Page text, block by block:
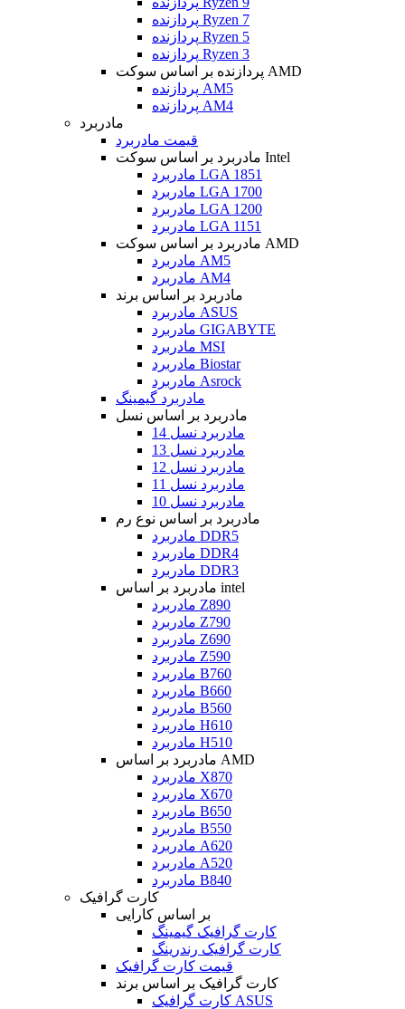
پردازنده Ryzen 7
پردازنده Ryzen 5
پردازنده Ryzen 3
پردازنده بر اساس سوکت AMD
پردازنده AM5
پردازنده AM4
مادربرد
قیمت مادربرد
مادربرد بر اساس سوکت Intel
مادربرد LGA 1851
مادربرد LGA 1700
مادربرد LGA 1200
مادربرد LGA 1151
مادربرد بر اساس سوکت AMD
مادربرد AM5
مادربرد AM4
مادربرد بر اساس برند
مادربرد ASUS
مادربرد GIGABYTE
مادربرد MSI
مادربرد Biostar
مادربرد Asrock
مادربرد گیمینگ
مادربرد بر اساس نسل
مادربرد نسل 14
مادربرد نسل 13
مادربرد نسل 12
مادربرد نسل 11
مادربرد نسل 10
مادربرد بر اساس نوع رم
مادربرد DDR5
مادربرد DDR4
مادربرد DDR3
مادربرد بر اساس intel
مادربرد Z890
مادربرد Z790
مادربرد Z690
مادربرد Z590
مادربرد B760
مادربرد B660
مادربرد B560
مادربرد H610
مادربرد H510
مادربرد بر اساس AMD
مادربرد X870
مادربرد X670
مادربرد B650
مادربرد B550
مادربرد A620
مادربرد A520
مادربرد B840
کارت گرافیک
بر اساس کارایی
کارت گرافیک گیمینگ
کارت گرافیک رندرینگ
قیمت کارت گرافیک
کارت گرافیک بر اساس برند
کارت گرافیک ASUS